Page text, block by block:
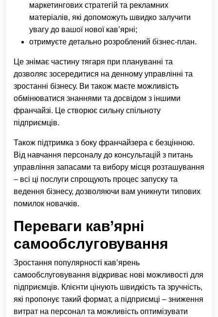
маркетингових стратегій та рекламних
матеріалів, які допоможуть швидко залучити
увагу до вашої нової кав’ярні;
отримуєте детально розроблений бізнес-план.
Це знімає частину тягаря при плануванні та
дозволяє зосередитися на денному управлінні та
зростанні бізнесу. Ви також маєте можливість
обмінюватися знаннями та досвідом з іншими
франчайзі. Це створює сильну спільноту
підприємців.
Також підтримка з боку франчайзера є безцінною.
Від навчання персоналу до консультацій з питань
управління запасами та вибору місця розташування
– всі ці послуги спрощують процес запуску та
ведення бізнесу, дозволяючи вам уникнути типових
помилок новачків.
Переваги кав’ярні
самообслуговування
Зростання популярності кав’ярень
самообслуговування відкриває нові можливості для
підприємців. Клієнти цінують швидкість та зручність,
які пропонує такий формат, а підприємці – зниження
витрат на персонал та можливість оптимізувати